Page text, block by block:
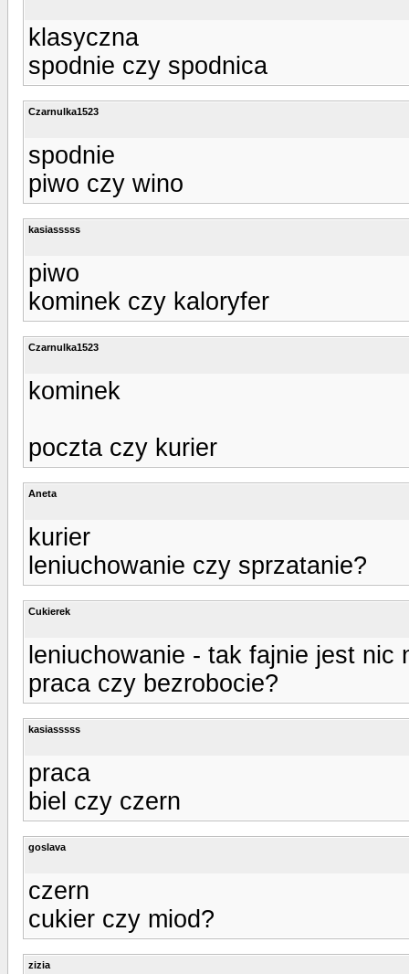
klasyczna
spodnie czy spodnica
Czarnulka1523
spodnie
piwo czy wino
kasiasssss
piwo
kominek czy kaloryfer
Czarnulka1523
kominek
poczta czy kurier
Aneta
kurier
leniuchowanie czy sprzatanie?
Cukierek
leniuchowanie - tak fajnie jest nic
praca czy bezrobocie?
kasiasssss
praca
biel czy czern
goslava
czern
cukier czy miod?
zizia